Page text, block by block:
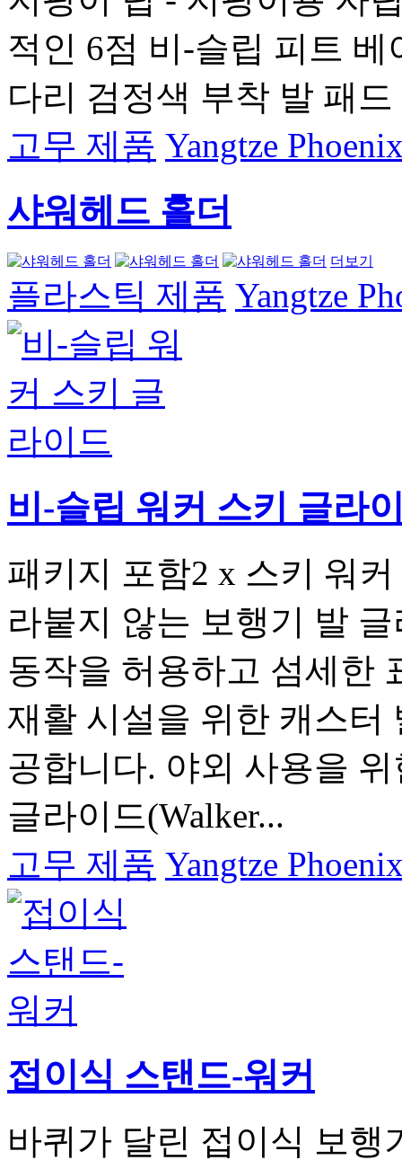
적인 6점 비-슬립 피트
다리 검정색 부착 발 패드
고무 제품 Yangtze
샤워헤드 홀더
더보기
플라스틱 제품 Yangtze
비-슬립 워커 스키 글라
패키지 포함2 x 스키 워
라붙지 않는 보행기 발
동작을 허용하고 섬세한
재활 시설을 위한 캐스터
공합니다. 야외 사용을
글라이드(Walker...
고무 제품 Yangtze
접이식 스탠드-워커
바퀴가 달린 접이식 보